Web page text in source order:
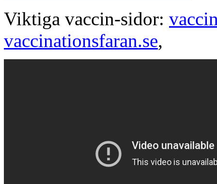
Viktiga vaccin-sidor:
vaccinationsfaran.se,